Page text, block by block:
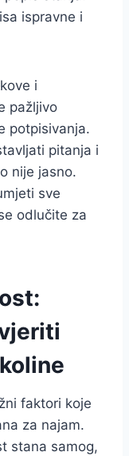
ispravne i
i
pažljivo
potpisivanja.
pitanja i
nije jasno.
sve
odlučite za
faktori koje
za najam.
stana samog,